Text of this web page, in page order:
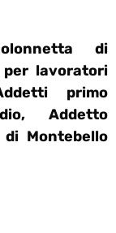
di
lavoratori
primo
Addetto
Montebello